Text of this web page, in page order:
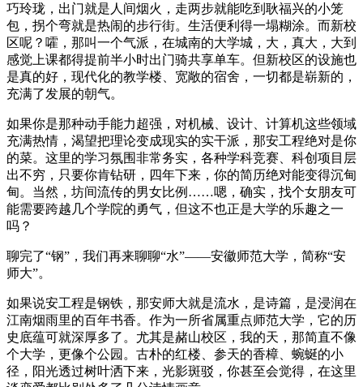
巧玲珑，出门就是人间烟火，走两步就能吃到耿福兴的小笼
包，拐个弯就是热闹的步行街。生活便利得一塌糊涂。而新校
区呢？嚯，那叫一个气派，在城南的大学城，大，真大，大到
感觉上课都得提前半小时出门骑共享单车。但新校区的设施也
是真的好，现代化的教学楼、宽敞的宿舍，一切都是崭新的，
充满了发展的朝气。
如果你是那种动手能力超强，对机械、设计、计算机这些领域
充满热情，渴望把理论变成现实的实干派，那安工程绝对是你
的菜。这里的学习氛围非常务实，各种学科竞赛、科创项目层
出不穷，只要你肯钻研，四年下来，你的简历绝对能变得沉甸
甸。当然，坊间流传的男女比例……嗯，确实，找个女朋友可
能需要跨越几个学院的勇气，但这不也正是大学的乐趣之一
吗？
聊完了“钢”，我们再来聊聊“水”——安徽师范大学，简称“安
师大”。
如果说安工程是钢铁，那安师大就是流水，是诗篇，是浸润在
江南烟雨里的百年书香。作为一所省属重点师范大学，它的历
史底蕴可就深厚多了。尤其是赭山校区，我的天，那简直不像
个大学，更像个公园。古朴的红楼、参天的香樟、蜿蜒的小
径，阳光透过树叶洒下来，光影斑驳，你甚至会觉得，在这里